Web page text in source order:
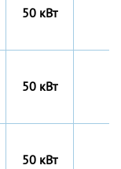
50 кВт
50 кВт
50 кВт